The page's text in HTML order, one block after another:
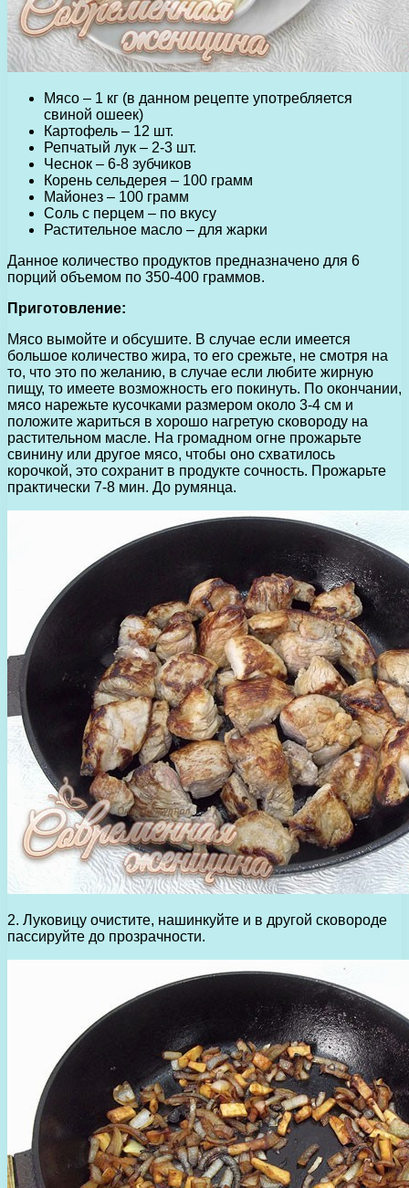
Мясо – 1 кг (в данном рецепте употребляется
свиной ошеек)
Картофель – 12 шт.
Репчатый лук – 2-3 шт.
Чеснок – 6-8 зубчиков
Корень сельдерея – 100 грамм
Майонез – 100 грамм
Соль с перцем – по вкусу
Растительное масло – для жарки
Данное количество продуктов предназначено для 6
порций объемом по 350-400 граммов.
Приготовление:
Мясо вымойте и обсушите. В случае если имеется
большое количество жира, то его срежьте, не смотря на
то, что это по желанию, в случае если любите жирную
пищу, то имеете возможность его покинуть. По окончании,
мясо нарежьте кусочками размером около 3-4 см и
положите жариться в хорошо нагретую сковороду на
растительном масле. На громадном огне прожарьте
свинину или другое мясо, чтобы оно схватилось
корочкой, это сохранит в продукте сочность. Прожарьте
практически 7-8 мин. До румянца.
2. Луковицу очистите, нашинкуйте и в другой сковороде
пассируйте до прозрачности.